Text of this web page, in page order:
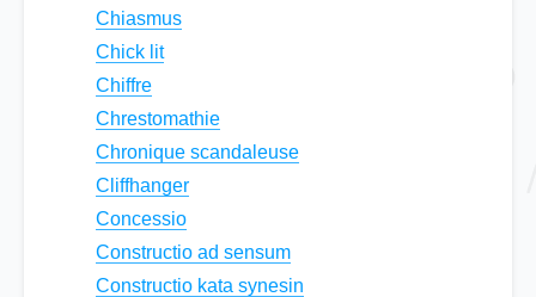
Chiasmus
Chick lit
Chiffre
Chrestomathie
Chronique scandaleuse
Cliffhanger
Concessio
Constructio ad sensum
Constructio kata synesin